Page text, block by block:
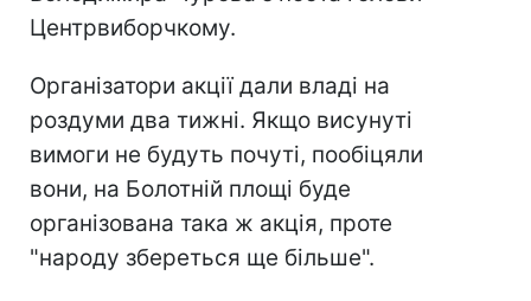
Центрвиборчкому.
Організатори акції дали владі на
роздуми два тижні. Якщо висунуті
вимоги не будуть почуті, пообіцяли
вони, на Болотній площі буде
організована така ж акція, проте
"народу збереться ще більше".